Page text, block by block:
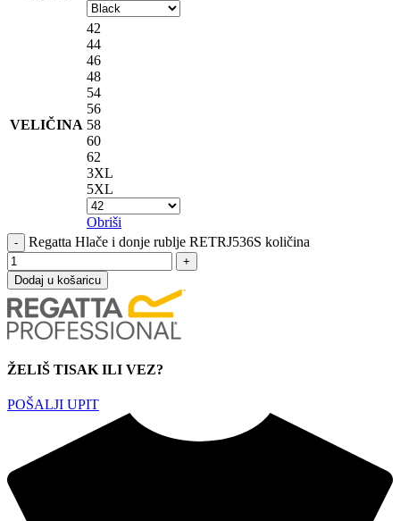
VELIČINA
42
44
46
48
54
56
58
60
62
3XL
5XL
Obriši
Regatta Hlače i donje rublje RETRJ536S količina
Dodaj u košaricu
ŽELIŠ TISAK ILI VEZ?
POŠALJI UPIT